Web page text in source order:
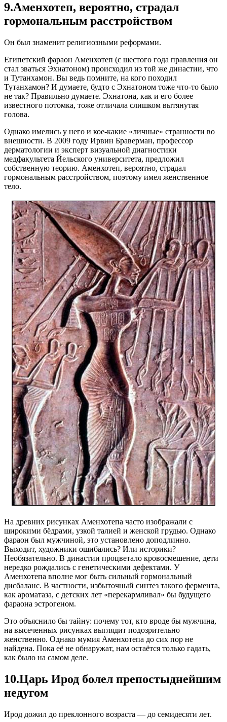
9.Аменхотеп, вероятно, страдал
гормональным расстройством
Он был знаменит религиозными реформами.
Египетский фараон Аменхотеп (с шестого года правления он
стал зваться Эхнатоном) происходил из той же династии, что
и Тутанхамон. Вы ведь помните, на кого походил
Тутанхамон? И думаете, будто с Эхнатоном тоже что-то было
не так? Правильно думаете. Эхнатона, как и его более
известного потомка, тоже отличала слишком вытянутая
голова.
Однако имелись у него и кое-какие «личные» странности во
внешности. В 2009 году Ирвин Браверман, профессор
дерматологии и эксперт визуальной диагностики
медфакультета Йельского университета, предложил
собственную теорию. Аменхотеп, вероятно, страдал
гормональным расстройством, поэтому имел женственное
тело.
На древних рисунках Аменхотепа часто изображали с
широкими бёдрами, узкой талией и женской грудью. Однако
фараон был мужчиной, это установлено доподлинно.
Выходит, художники ошибались? Или историки?
Необязательно. В династии процветало кровосмешение, дети
нередко рождались с генетическими дефектами. У
Аменхотепа вполне мог быть сильный гормональный
дисбаланс. В частности, избыточный синтез такого фермента,
как ароматаза, с детских лет «перекармливал» бы будущего
фараона эстрогеном.
Это объяснило бы тайну: почему тот, кто вроде бы мужчина,
на высеченных рисунках выглядит подозрительно
женственно. Однако мумия Аменхотепа до сих пор не
найдена. Пока её не обнаружат, нам остаётся только гадать,
как было на самом деле.
10.Царь Ирод болел препостыднейшим
недугом
Ирод дожил до преклонного возраста — до семидесяти лет.